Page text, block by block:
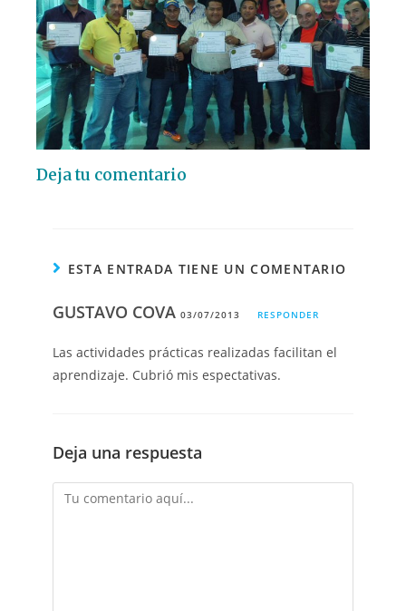
Deja tu comentario
ESTA ENTRADA TIENE UN COMENTARIO
GUSTAVO COVA03/07/2013 RESPONDER
Las actividades prácticas realizadas facilitan el
aprendizaje. Cubrió mis espectativas.
Deja una respuesta